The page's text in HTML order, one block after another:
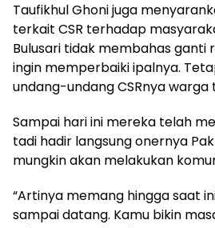
Taufikhul Ghoni juga
terkait CSR terhadap
Bulusari tidak membahas ganti
ingin memperbaiki ipalnya.
undang-undang CSRnya
Sampai hari ini mereka telah
tadi hadir langsung onernya
mungkin akan melakukan
“Artinya memang hingga saat
sampai datang. Kamu bikin